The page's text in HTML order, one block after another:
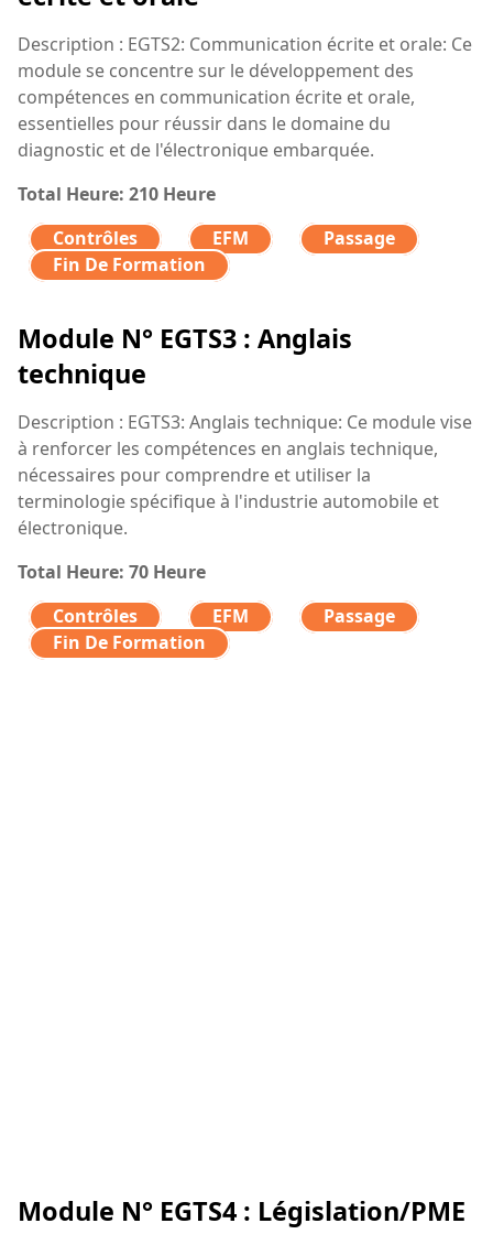
Description : EGTS2: Communication écrite et orale: Ce
module se concentre sur le développement des
compétences en communication écrite et orale,
essentielles pour réussir dans le domaine du
diagnostic et de l'électronique embarquée.
Total Heure: 210 Heure
Contrôles
EFM
Passage
Fin De Formation
Module N° EGTS3 : Anglais
technique
Description : EGTS3: Anglais technique: Ce module vise
à renforcer les compétences en anglais technique,
nécessaires pour comprendre et utiliser la
terminologie spécifique à l'industrie automobile et
électronique.
Total Heure: 70 Heure
Contrôles
EFM
Passage
Fin De Formation
Module N° EGTS4 : Législation/PME